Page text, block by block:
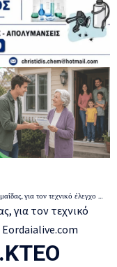
έλεγχο και την αποφυγή προστίμων